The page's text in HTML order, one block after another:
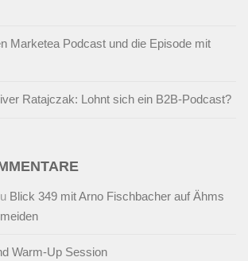
Marketea Podcast und die Episode mit
Ratajczak: Lohnt sich ein B2B-Podcast?
Blick 349 mit Arno Fischbacher auf Ähms
Warm-Up Session